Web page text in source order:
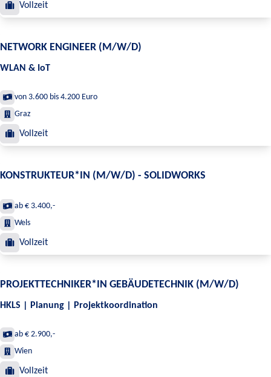
Vollzeit
NETWORK ENGINEER (M/W/D)
WLAN & IoT
von 3.600 bis 4.200 Euro
Graz
Vollzeit
KONSTRUKTEUR*IN (M/W/D) - SOLIDWORKS
ab € 3.400,-
Wels
Vollzeit
PROJEKTTECHNIKER*IN GEBÄUDETECHNIK (M/W/D)
HKLS | Planung | Projektkoordination
ab € 2.900,-
Wien
Vollzeit